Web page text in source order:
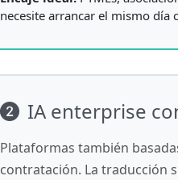
necesite arrancar el mismo día
IA enterprise
Plataformas también
contratación. La traducción